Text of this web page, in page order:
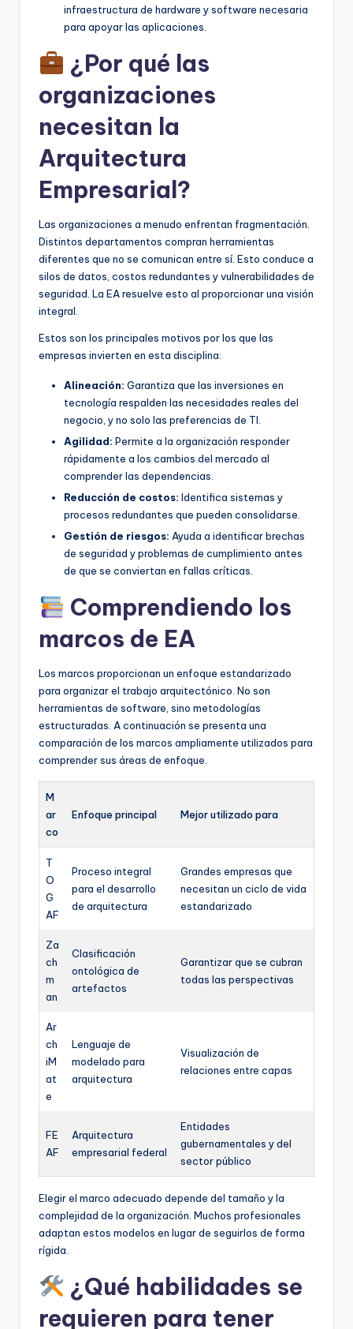
infraestructura de hardware y software necesaria
para apoyar las aplicaciones.
¿Por qué las
organizaciones
necesitan la
Arquitectura
Empresarial?
Las organizaciones a menudo enfrentan fragmentación.
Distintos departamentos compran herramientas
diferentes que no se comunican entre sí. Esto conduce a
silos de datos, costos redundantes y vulnerabilidades de
seguridad. La EA resuelve esto al proporcionar una visión
integral.
Estos son los principales motivos por los que las
empresas invierten en esta disciplina:
Alineación: Garantiza que las inversiones en
tecnología respalden las necesidades reales del
negocio, y no solo las preferencias de TI.
Agilidad: Permite a la organización responder
rápidamente a los cambios del mercado al
comprender las dependencias.
Reducción de costos: Identifica sistemas y
procesos redundantes que pueden consolidarse.
Gestión de riesgos: Ayuda a identificar brechas
de seguridad y problemas de cumplimiento antes
de que se conviertan en fallas críticas.
Comprendiendo los
marcos de EA
Los marcos proporcionan un enfoque estandarizado
para organizar el trabajo arquitectónico. No son
herramientas de software, sino metodologías
estructuradas. A continuación se presenta una
comparación de los marcos ampliamente utilizados para
comprender sus áreas de enfoque.
M
ar
co
Enfoque principal Mejor utilizado para
T
O
G
AF
Proceso integral
para el desarrollo
de arquitectura
Grandes empresas que
necesitan un ciclo de vida
estandarizado
Za
ch
m
an
Clasificación
ontológica de
artefactos
Garantizar que se cubran
todas las perspectivas
Ar
ch
iM
at
e
Lenguaje de
modelado para
arquitectura
Visualización de
relaciones entre capas
FE
AF
Arquitectura
empresarial federal
Entidades
gubernamentales y del
sector público
Elegir el marco adecuado depende del tamaño y la
complejidad de la organización. Muchos profesionales
adaptan estos modelos en lugar de seguirlos de forma
rígida.
¿Qué habilidades se
requieren para tener